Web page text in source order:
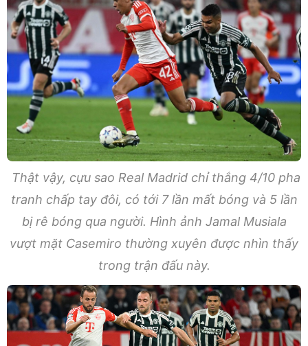
Thật vậy, cựu sao Real Madrid chỉ thắng 4/10 pha
tranh chấp tay đôi, có tới 7 lần mất bóng và 5 lần
bị rê bóng qua người. Hình ảnh Jamal Musiala
vượt mặt Casemiro thường xuyên được nhìn thấy
trong trận đấu này.